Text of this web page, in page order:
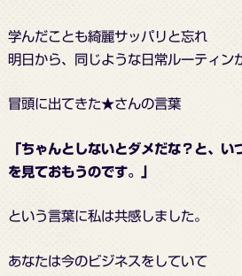
学んだことも綺麗サッパリと忘れ
明日から、同じような日常ルーティン
冒頭に出てきた★さんの言葉
「ちゃんとしないとダメだな？と、
を見ておもうのです。」
という言葉に私は共感しました。
あなたは今のビジネスをしていて